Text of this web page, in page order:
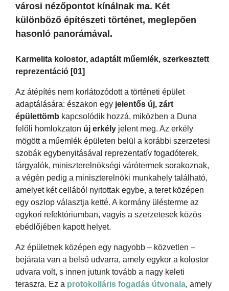
városi nézőpontot kínálnak ma. Két
különböző építészeti történet, meglepően
hasonló panorámával.
Karmelita kolostor, adaptált műemlék, szerkesztett
reprezentáció [01]
Az átépítés nem korlátozódott a történeti épület
adaptálására: északon egy jelentős új, zárt
épülettömb kapcsolódik hozzá, miközben a Duna
felőli homlokzaton új erkély jelent meg. Az erkély
mögött a műemlék épületen belül a korábbi szerzetesi
szobák egybenyitásával reprezentatív fogadóterek,
tárgyalók, miniszterelnökségi várótermek sorakoznak,
a végén pedig a miniszterelnöki munkahely található,
amelyet két cellából nyitottak egybe, a teret középen
egy oszlop választja ketté. A kormány ülésterme az
egykori refektóriumban, vagyis a szerzetesek közös
ebédlőjében kapott helyet.
Az épületnek középen egy nagyobb – közvetlen –
bejárata van a belső udvarra, amely egykor a kolostor
udvara volt, s innen jutunk tovább a nagy keleti
teraszra. Ez a protokolláris fogadás útvonala, amely